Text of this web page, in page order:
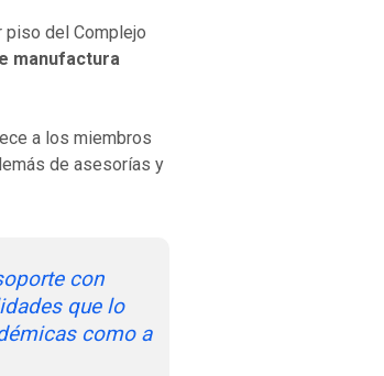
piso del Complejo
manufactura
a los miembros
de asesorías y
con
que lo
como a